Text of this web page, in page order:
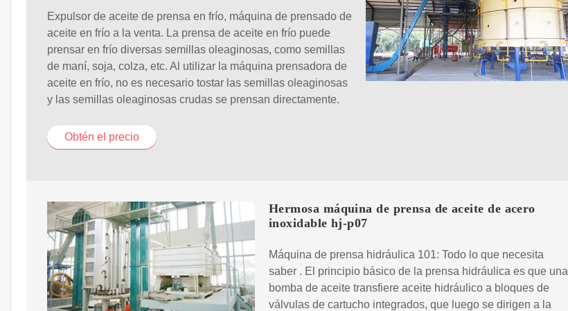
Expulsor de aceite de prensa en frío, máquina de prensado de
aceite en frío a la venta. La prensa de aceite en frío puede
prensar en frío diversas semillas oleaginosas, como semillas
de maní, soja, colza, etc. Al utilizar la máquina prensadora de
aceite en frío, no es necesario tostar las semillas oleaginosas
y las semillas oleaginosas crudas se prensan directamente.
Obtén el precio
Hermosa máquina de prensa de aceite de acero
inoxidable hj-p07
Máquina de prensa hidráulica 101: Todo lo que necesita
saber . El principio básico de la prensa hidráulica es que una
bomba de aceite transfiere aceite hidráulico a bloques de
válvulas de cartucho integrados, que luego se dirigen a la